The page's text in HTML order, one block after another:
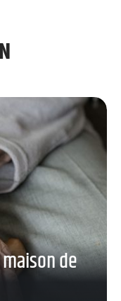
de